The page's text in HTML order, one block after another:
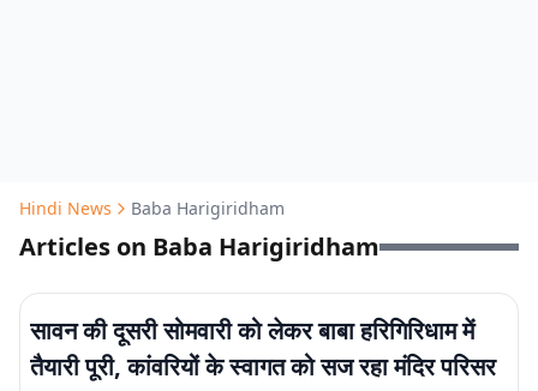
Hindi News Baba Harigiridham
Articles on Baba Harigiridham
सावन की दूसरी सोमवारी को लेकर बाबा हरिगिरिधाम में
तैयारी पूरी, कांवरियों के स्वागत को सज रहा मंदिर परिसर